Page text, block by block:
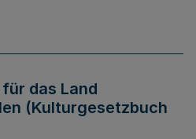
das Land
(Kulturgesetzbuch